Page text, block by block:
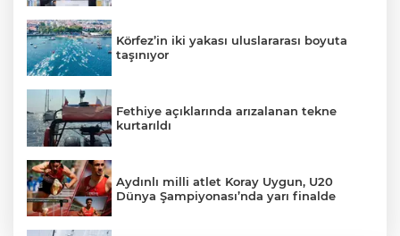
Körfez’in iki yakası uluslararası boyuta
taşınıyor
Fethiye açıklarında arızalanan tekne
kurtarıldı
Aydınlı milli atlet Koray Uygun, U20
Dünya Şampiyonası’nda yarı finalde